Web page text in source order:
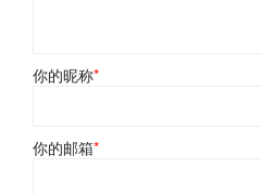
你的昵称*
你的邮箱*